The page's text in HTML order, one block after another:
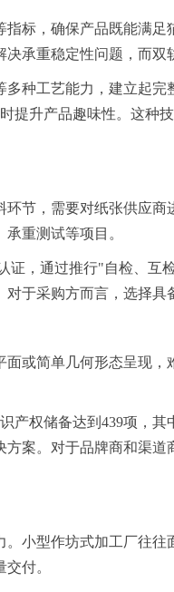
标，确保产品既能满足
承重稳定性问题，而双
种工艺能力，建立起
提升产品趣味性。这
节，需要对纸张供应
重测试等项目。
，通过推行"自检、互
于采购方而言，选择
或简单几何形态呈现
权储备达到439项，其
案。对于品牌商和渠
小型作坊式加工厂往
付。